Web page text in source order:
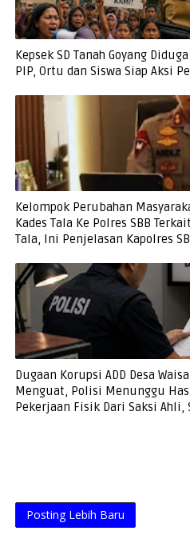
Kepsek SD Tanah Goyang
PIP, Ortu dan Siswa Siap Aksi
Kelompok Perubahan
Kades Tala Ke Polres SBB
Tala, Ini Penjelasan Kapolres
Dugaan Korupsi ADD Desa
Menguat, Polisi Menunggu
Pekerjaan Fisik Dari Saksi
Posting Lebih Baru